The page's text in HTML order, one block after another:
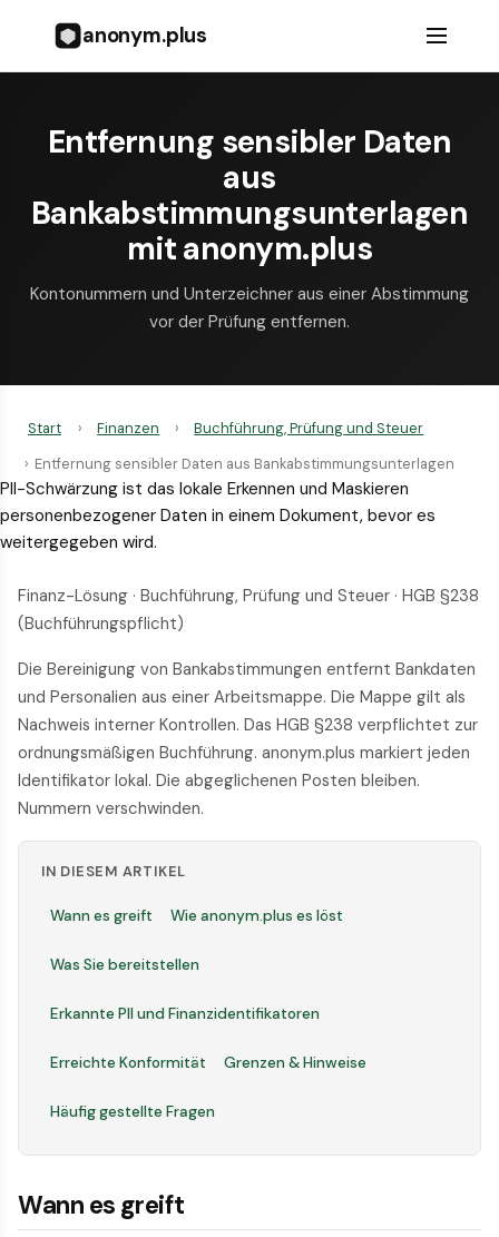
anonym.plus
Entfernung sensibler Daten
aus
Bankabstimmungsunterlagen
mit anonym.plus
Kontonummern und Unterzeichner aus einer Abstimmung
vor der Prüfung entfernen.
Start › Finanzen ›
Buchführung, Prüfung und Steuer
› Entfernung sensibler Daten aus Bankabstimmungsunterlagen
PII-Schwärzung ist das lokale Erkennen und Maskieren
personenbezogener Daten in einem Dokument, bevor es
weitergegeben wird.
Finanz-Lösung · Buchführung, Prüfung und Steuer · HGB §238
(Buchführungspflicht)
Die Bereinigung von Bankabstimmungen entfernt Bankdaten
und Personalien aus einer Arbeitsmappe. Die Mappe gilt als
Nachweis interner Kontrollen. Das HGB §238 verpflichtet zur
ordnungsmäßigen Buchführung. anonym.plus markiert jeden
Identifikator lokal. Die abgeglichenen Posten bleiben.
Nummern verschwinden.
IN DIESEM ARTIKEL
Wann es greift Wie anonym.plus es löst
Was Sie bereitstellen
Erkannte PII und Finanzidentifikatoren
Erreichte Konformität Grenzen & Hinweise
Häufig gestellte Fragen
Wann es greift